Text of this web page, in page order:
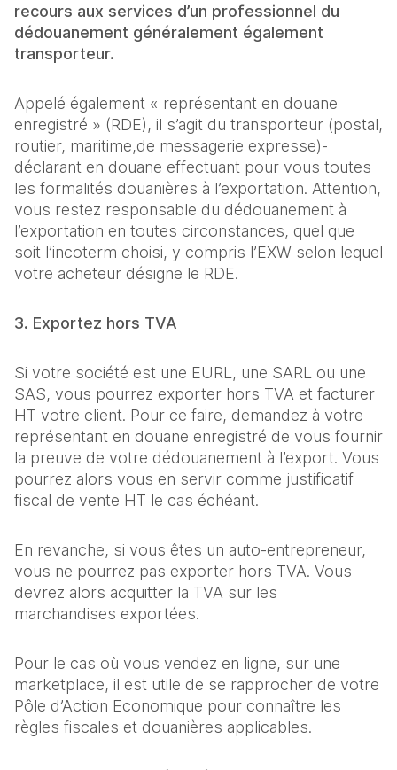
recours aux services d’un professionnel du
dédouanement généralement également
transporteur.
Appelé également « représentant en douane
enregistré » (RDE), il s’agit du transporteur (postal,
routier, maritime,de messagerie expresse)-
déclarant en douane effectuant pour vous toutes
les formalités douanières à l’exportation. Attention,
vous restez responsable du dédouanement à
l’exportation en toutes circonstances, quel que
soit l’incoterm choisi, y compris l’EXW selon lequel
votre acheteur désigne le RDE.
3. Exportez hors TVA
Si votre société est une EURL, une SARL ou une
SAS, vous pourrez exporter hors TVA et facturer
HT votre client. Pour ce faire, demandez à votre
représentant en douane enregistré de vous fournir
la preuve de votre dédouanement à l’export. Vous
pourrez alors vous en servir comme justificatif
fiscal de vente HT le cas échéant.
En revanche, si vous êtes un auto-entrepreneur,
vous ne pourrez pas exporter hors TVA. Vous
devrez alors acquitter la TVA sur les
marchandises exportées.
Pour le cas où vous vendez en ligne, sur une
marketplace, il est utile de se rapprocher de votre
Pôle d’Action Economique pour connaître les
règles fiscales et douanières applicables.